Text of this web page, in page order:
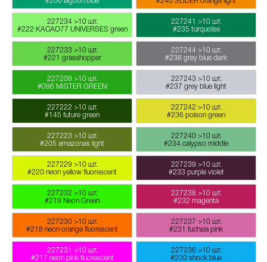
227234
#222 KACAO77 UNIVERSES green
>10 шт.
227233
#221 grasshopper
>10 шт.
227209
#096 MISTER GREEN
>10 шт.
227222
#145 future green
>10 шт.
227223
#205 amazonas light
>10 шт.
227229
#220 neon yellow fluorescent
>10 шт.
227232
#219 Neon Green
>10 шт.
227230
#218 neon orange fluorescent
>10 шт.
227231
#217 neon pink fluorescent
>10 шт.
227241
#235 turquoise
>10 шт.
227244
#238 grey blue dark
>10 шт.
227243
#237 grey blue light
>10 шт.
227242
#236 poison green
>10 шт.
227240
#234 calypso middle
>10 шт.
227239
#233 purple violet
>10 шт.
227238
#232 magenta
>10 шт.
227237
#231 fuchsia pink
>10 шт.
227236
#230 shock blue
>10 шт.